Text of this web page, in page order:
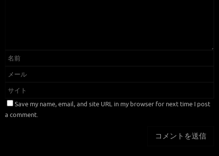
Save my name, email, and site URL in my browser for next time I post
a comment.